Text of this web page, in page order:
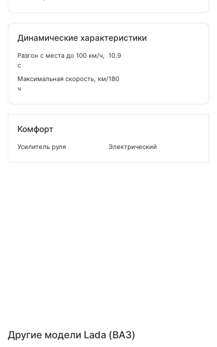
Динамические характеристики
Разгон с места до 100 км/ч,
с
10.9
Максимальная скорость, км/
ч
180
Комфорт
Усилитель руля Электрический
Другие модели Lada (ВАЗ)